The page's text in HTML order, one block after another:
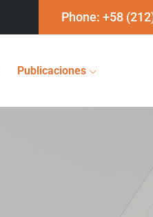
Phone: +58
Publicaciones